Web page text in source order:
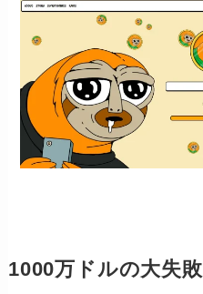
1000万ドルの大失敗